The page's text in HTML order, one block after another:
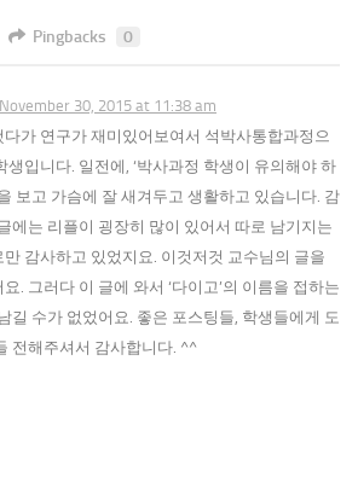
Pingbacks 0
November 30, 2015 at 11:38 am
다가 연구가 재미있어보여서 석박사통합과정으
생입니다. 일전에, ‘박사과정 학생이 유의해야 하
보고 가슴에 잘 새겨두고 생활하고 있습니다. 감
에는 리플이 굉장히 많이 있어서 따로 남기지는
만 감사하고 있었지요. 이것저것 교수님의 글을
. 그러다 이 글에 와서 ‘다이고’의 이름을 접하는
길 수가 없었어요. 좋은 포스팅들, 학생들에게 도
전해주셔서 감사합니다. ^^